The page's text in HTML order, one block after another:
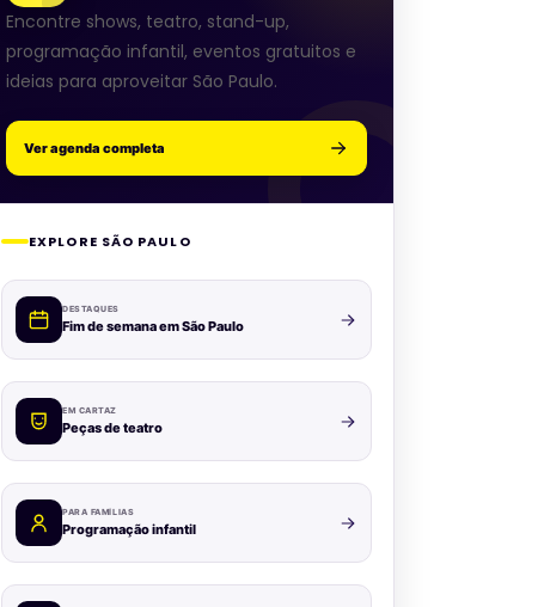
Encontre shows, teatro, stand-up,
programação infantil, eventos gratuitos e
ideias para aproveitar São Paulo.
Ver agenda completa
EXPLORE SÃO PAULO
DESTAQUES
Fim de semana em São Paulo
EM CARTAZ
Peças de teatro
PARA FAMÍLIAS
Programação infantil